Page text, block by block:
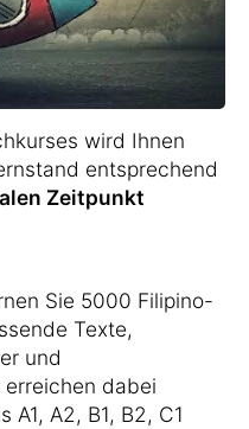
wird Ihnen
entsprechend
Zeitpunkt
Sie 5000 Filipino-
Texte,
und
dabei
A2, B1, B2, C1